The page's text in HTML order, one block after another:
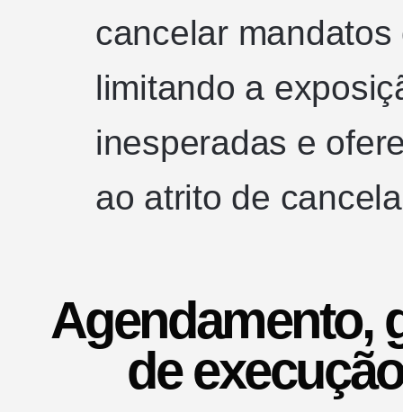
cancelar
limitando a
inesperadas e
ao atrito de
Agendamento,
de